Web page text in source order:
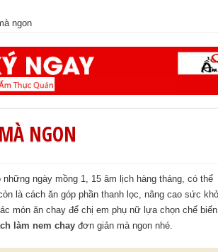
ngon
NGON
ngày mồng 1, 15 âm lịch hàng tháng, có thể
là cách ăn góp phần thanh lọc, nâng cao sức
món ăn chay để chị em phụ nữ lựa chọn chế
làm nem chay đơn giản mà ngon nhé.